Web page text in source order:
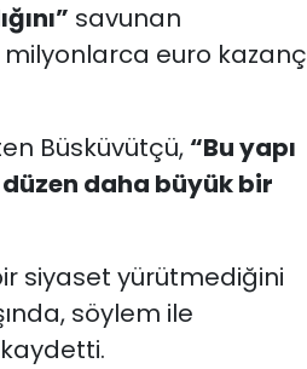
savunan
milyonlarca euro kazanç
Büsküvütçü, “Bu yapı
daha büyük bir
siyaset yürütmediğini
söylem ile